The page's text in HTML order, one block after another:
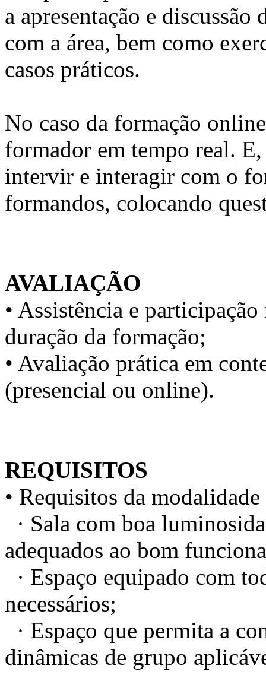
a apresentação e
com a área, bem como
casos práticos.
No caso da formação
formador em tempo real.
intervir e interagir com o
formandos, colocando
AVALIAÇÃO
• Assistência e
duração da formação;
• Avaliação prática em
(presencial ou online).
REQUISITOS
• Requisitos da
· Sala com boa
adequados ao bom
· Espaço equipado com
necessários;
· Espaço que permita a
dinâmicas de grupo